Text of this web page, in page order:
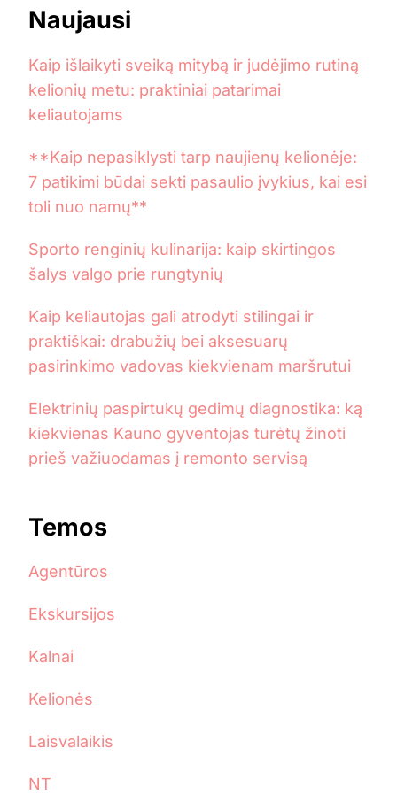
Naujausi
Kaip išlaikyti sveiką mitybą ir judėjimo rutiną
kelionių metu: praktiniai patarimai
keliautojams
**Kaip nepasiklysti tarp naujienų kelionėje:
7 patikimi būdai sekti pasaulio įvykius, kai esi
toli nuo namų**
Sporto renginių kulinarija: kaip skirtingos
šalys valgo prie rungtynių
Kaip keliautojas gali atrodyti stilingai ir
praktiškai: drabužių bei aksesuarų
pasirinkimo vadovas kiekvienam maršrutui
Elektrinių paspirtukų gedimų diagnostika: ką
kiekvienas Kauno gyventojas turėtų žinoti
prieš važiuodamas į remonto servisą
Temos
Agentūros
Ekskursijos
Kalnai
Kelionės
Laisvalaikis
NT